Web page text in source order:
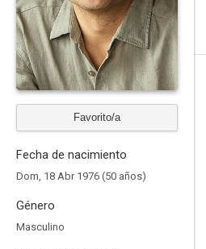
Favorito/a
Fecha de nacimiento
Dom, 18 Abr 1976 (50 años)
Género
Masculino